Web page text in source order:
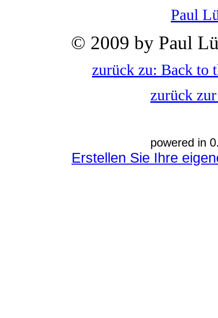
Paul
© 2009 by Paul
zurück zu: Back to
zurück
powered in
Erstellen Sie Ihre